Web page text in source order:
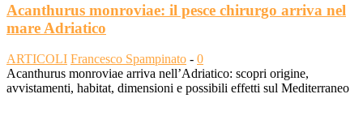
Acanthurus monroviae: il pesce chirurgo arriva nel
mare Adriatico
ARTICOLI Francesco Spampinato - 0
Acanthurus monroviae arriva nell’Adriatico: scopri origine,
avvistamenti, habitat, dimensioni e possibili effetti sul Mediterraneo